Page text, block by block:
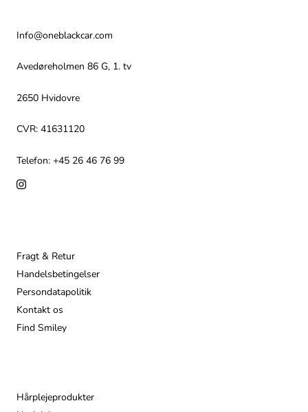
Info@oneblackcar.com
Avedøreholmen 86 G, 1. tv
2650 Hvidovre
CVR: 41631120
Telefon: +45 26 46 76 99
Fragt & Retur
Handelsbetingelser
Persondatapolitik
Kontakt os
Find Smiley
Hårplejeprodukter